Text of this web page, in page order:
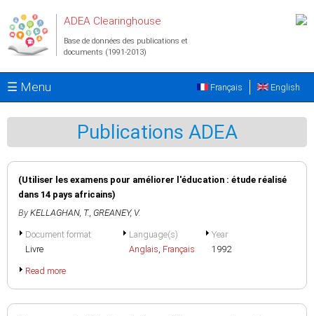
ADEA Clearinghouse
Base de données des publications et
documents (1991-2013)
☰ Menu English
Français
Publications ADEA
(Utiliser les examens pour améliorer l'éducation : étude réalisé
dans 14 pays africains)
By KELLAGHAN, T., GREANEY, V.
Document format
Livre
Language(s)
Anglais, Français
Year
1992
Read more